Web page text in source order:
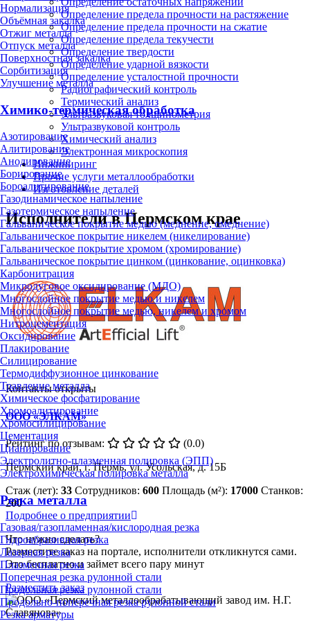
Нормализация
Объёмная закалка
Отжиг металла
Отпуск металла
Поверхностная закалка
Сорбитизация
Улучшение металла
Химико-термическая обработка
Азотирование
Алитирование
Анодирование
Борирование
Бороалитирование
Газодинамическое напыление
Газотермическое напыление
Гальваническое покрытие медью (меднение, омеднение)
Гальваническое покрытие никелем (никелирование)
Гальваническое покрытие хромом (хромирование)
Гальваническое покрытие цинком (цинкование, оцинковка)
Карбонитрация
Микродуговое оксидирование (МДО)
Многослойное покрытие медью и никелем
Многослойное покрытие медью, никелем и хромом
Нитроцементация
Оксидирование
Плакирование
Силицирование
Термодиффузионное цинкование
Травление металла
Химическое фосфатирование
Хромоалитирование
Хромосилицирование
Цементация
Цианирование
Электролитно-плазменная полировка (ЭПП)
Электрохимическая полировка металла
Резка металла
Газовая/газопламенная/кислородная резка
Гидроабразивная резка
Лазерная резка
Плазменная резка
Поперечная резка рулонной стали
Продольная резка рулонной стали
Продольно-поперечная резка рулонной стали
Резка арматуры
Определение предела прочности на растяжение
Определение предела прочности на сжатие
Определение предела текучести
Определение твердости
Определение ударной вязкости
Определение усталостной прочности
Радиографический контроль
Термический анализ
Ультразвуковая толщинометрия
Ультразвуковой контроль
Химический анализ
Электронная микроскопия
Инжиниринг
Прочие услуги металлообработки
Изготовление деталей
Исполнители в Пермском крае
Контакты открыты
ООО «ЭЛКАМ»
Рейтинг по отзывам:
(0.0)
Пермский край, г. Пермь, ул. Усольская, д. 15Б
Стаж (лет): 33 Сотрудников: 600 Площадь (м²): 17000 Станков:
200
Подробнее о предприятии
Что нужно сделать?
Разместите заказ на портале, исполнители откликнутся сами.
Это бесплатно и займет всего пару минут
Разместить заказ